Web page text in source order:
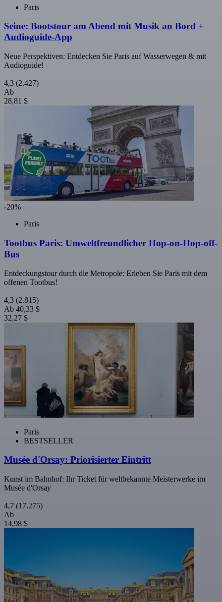
Paris
Seine: Bootstour am Abend mit Musik an Bord +
Audioguide-App
Neue Perspektiven: Entdecken Sie Paris auf Wasserwegen & mit
Audioguide!
4,3 (2.427)
Ab
28,81 $
-20%
Paris
Tootbus Paris: Umweltfreundlicher Hop-on-Hop-off-
Bus
Entdeckungstour durch die Metropole: Erleben Sie Paris mit dem
offenen Tootbus!
4,3 (2.815)
Ab 40,33 $
32,27 $
Paris
BESTSELLER
Musée d'Orsay: Priorisierter Eintritt
Kunst im Bahnhof: Ihr Ticket für weltbekannte Meisterwerke im
Musée d'Orsay
4,7 (17.275)
Ab
14,98 $